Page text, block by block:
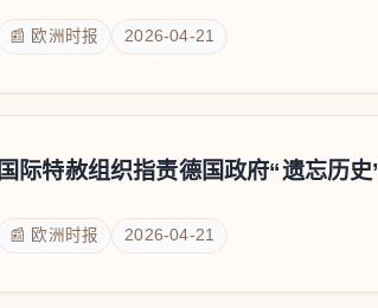
📰 欧洲时报 2026-04-21
国际特赦组织指责德国政府“遗忘历
📰 欧洲时报 2026-04-21